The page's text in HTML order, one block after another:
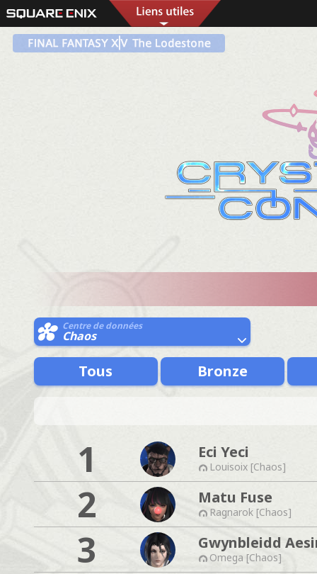
Centre de données
Chaos
Tous Bronze
1 Eci Yeci
Louisoix [Chaos]
2 Matu Fuse
Ragnarok [Chaos]
3 Gwynbleidd
Omega [Chaos]